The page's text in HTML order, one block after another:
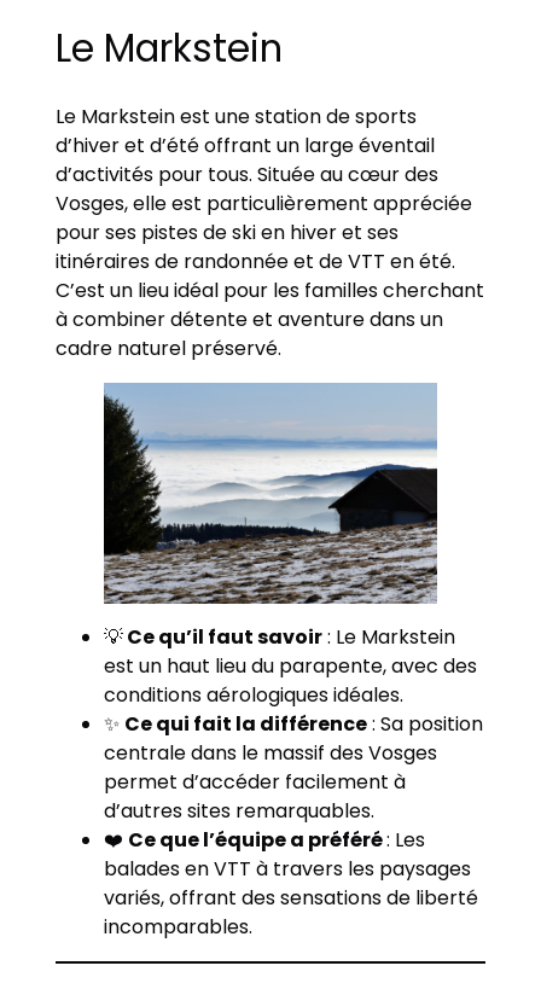
Le Markstein
Le Markstein est une station de sports
d’hiver et d’été offrant un large éventail
d’activités pour tous. Située au cœur des
Vosges, elle est particulièrement appréciée
pour ses pistes de ski en hiver et ses
itinéraires de randonnée et de VTT en été.
C’est un lieu idéal pour les familles cherchant
à combiner détente et aventure dans un
cadre naturel préservé.
💡Ce qu’il faut savoir: Le Markstein
est un haut lieu du parapente, avec des
conditions aérologiques idéales.
✨ Ce qui fait la différence: Sa position
centrale dans le massif des Vosges
permet d’accéder facilement à
d’autres sites remarquables.
❤️ Ce que l’équipe a préféré: Les
balades en VTT à travers les paysages
variés, offrant des sensations de liberté
incomparables.